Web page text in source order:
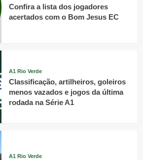
Confira a lista dos jogadores
acertados com o Bom Jesus EC
A1 Rio Verde
Classificação, artilheiros, goleiros
menos vazados e jogos da última
rodada na Série A1
A1 Rio Verde